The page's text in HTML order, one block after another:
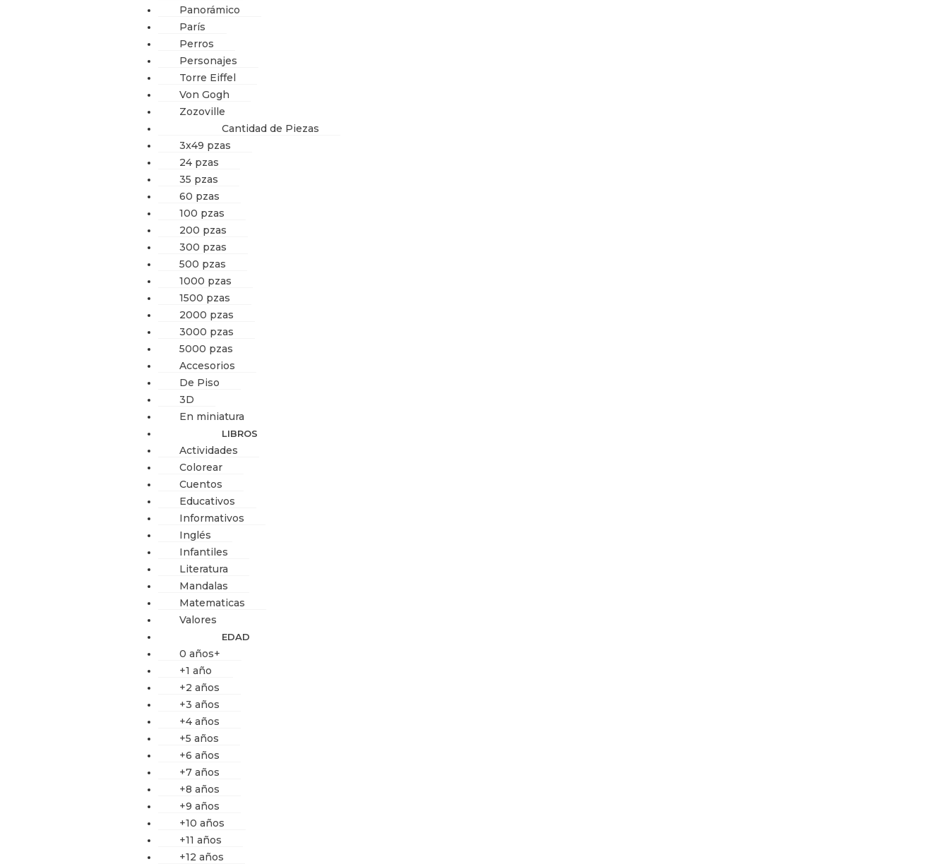
Panorámico
París
Perros
Personajes
Torre Eiffel
Von Gogh
Zozoville
Cantidad de Piezas
3x49 pzas
24 pzas
35 pzas
60 pzas
100 pzas
200 pzas
300 pzas
500 pzas
1000 pzas
1500 pzas
2000 pzas
3000 pzas
5000 pzas
Accesorios
De Piso
3D
En miniatura
LIBROS
Actividades
Colorear
Cuentos
Educativos
Informativos
Inglés
Infantiles
Literatura
Mandalas
Matematicas
Valores
EDAD
0 años+
+1 año
+2 años
+3 años
+4 años
+5 años
+6 años
+7 años
+8 años
+9 años
+10 años
+11 años
+12 años